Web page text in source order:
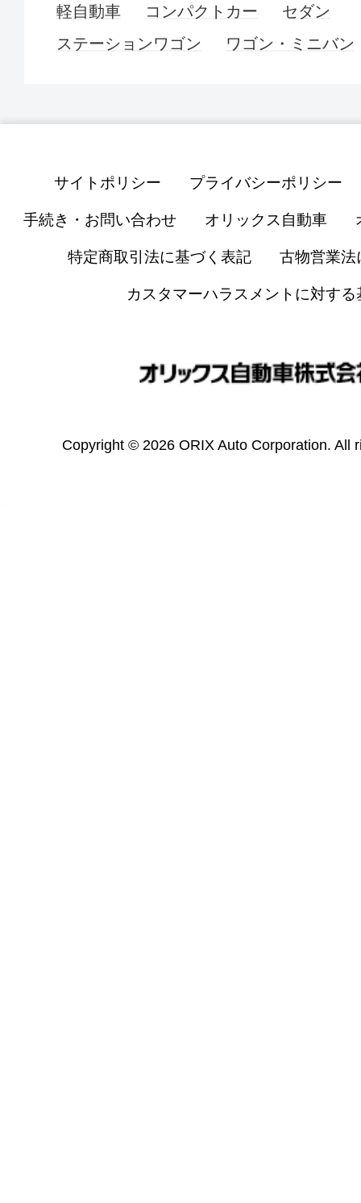
軽自動車 コンパクトカー
セダン
ステーションワゴン
ワゴン・ミニバン
サイトポリシー プライバシーポリシー
手続き・お問い合わせ オリックス自動車
特定商取引法に基づく表記 古物営業法
カスタマーハラスメントに対する
Copyright © 2026 ORIX Auto Corporation. All